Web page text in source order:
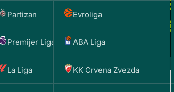
Partizan
Premijer Liga
La Liga
Evroliga
ABA Liga
KK Crvena Zvezda